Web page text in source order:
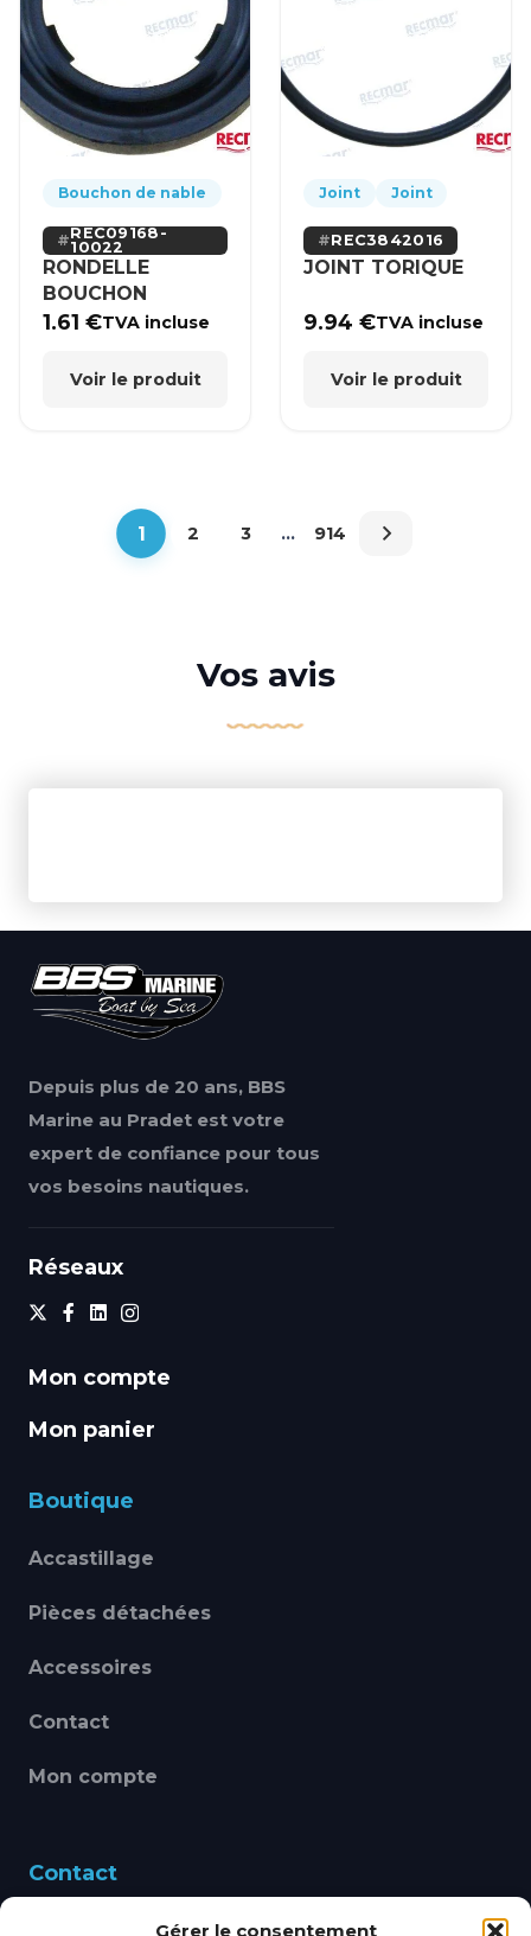
Gérer le consentement
Bouchon de nable
REC09168-
10022
RONDELLE
BOUCHON
1.61€TVA incluse
Voir le produit
Joint Joint
REC3842016
JOINT TORIQUE
9.94€TVA incluse
Voir le produit
1 2 3 … 914
Vos avis
Depuis plus de 20 ans, BBS
Marine au Pradet est votre
expert de confiance pour tous
vos besoins nautiques.
Réseaux
Mon compte
Mon panier
Boutique
Accastillage
Pièces détachées
Accessoires
Contact
Mon compte
Contact